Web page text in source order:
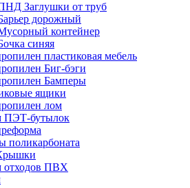
Заглушки от труб
дорожный
контейнер
синяя
пластиковая мебель
Биг-бэги
Бамперы
ящики
лом
ПЭТ-бутылок
поликарбоната
отходов ПВХ